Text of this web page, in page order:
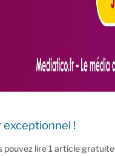
exceptionnel !
pouvez lire 1 article